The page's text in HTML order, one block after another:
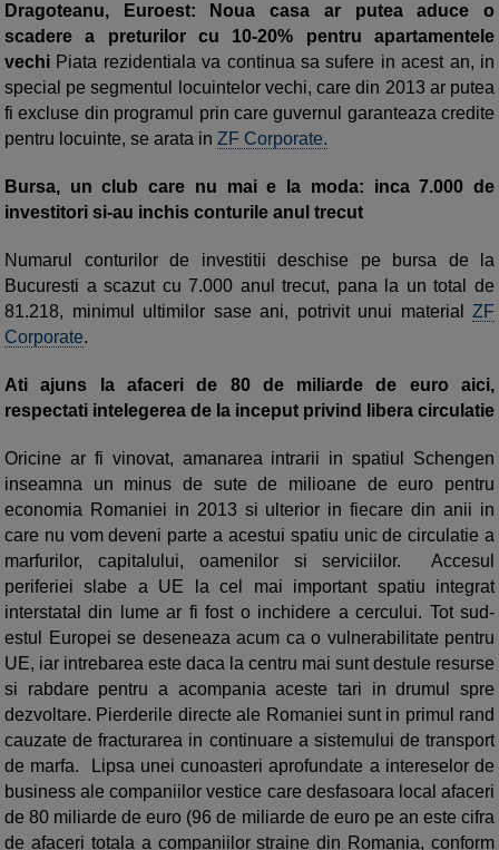
Dragoteanu, Euroest: Noua casa ar putea aduce o
scadere a preturilor cu 10-20% pentru apartamentele
vechi Piata rezidentiala va continua sa sufere in acest an, in
special pe segmentul locuintelor vechi, care din 2013 ar putea
fi excluse din programul prin care guvernul garanteaza credite
pentru locuinte, se arata in ZF Corporate.
Bursa, un club care nu mai e la moda: inca 7.000 de
investitori si-au inchis conturile anul trecut
Numarul conturilor de investitii deschise pe bursa de la
Bucuresti a scazut cu 7.000 anul trecut, pana la un total de
81.218, minimul ultimilor sase ani, potrivit unui material ZF
Corporate.
Ati ajuns la afaceri de 80 de miliarde de euro aici,
respectati intelegerea de la inceput privind libera circulatie
Oricine ar fi vinovat, amanarea intrarii in spatiul Schengen
inseamna un minus de sute de milioane de euro pentru
economia Romaniei in 2013 si ulterior in fiecare din anii in
care nu vom deveni parte a acestui spatiu unic de circulatie a
marfurilor, capitalului, oamenilor si serviciilor. Accesul
periferiei slabe a UE la cel mai important spatiu integrat
interstatal din lume ar fi fost o inchidere a cercului. Tot sud-
estul Europei se deseneaza acum ca o vulnerabilitate pentru
UE, iar intrebarea este daca la centru mai sunt destule resurse
si rabdare pentru a acompania aceste tari in drumul spre
dezvoltare. Pierderile directe ale Romaniei sunt in primul rand
cauzate de fracturarea in continuare a sistemului de transport
de marfa. Lipsa unei cunoasteri aprofundate a intereselor de
business ale companiilor vestice care desfasoara local afaceri
de 80 miliarde de euro (96 de miliarde de euro pe an este cifra
de afaceri totala a companiilor straine din Romania, conform